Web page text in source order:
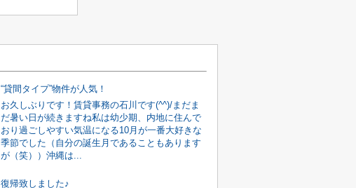
“貸間タイプ”物件が人気！
お久しぶりです！賃貸事務の石川です(^^)/まだま
だ暑い日が続きますね私は幼少期、内地に住んで
おり過ごしやすい気温になる10月が一番大好きな
季節でした（自分の誕生月であることもあります
が（笑））沖縄は...
復帰致しました♪